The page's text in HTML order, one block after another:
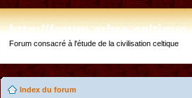
http://forum.arbre-
Forum consacré à l'étude de la civilisation celtique
Index du forum